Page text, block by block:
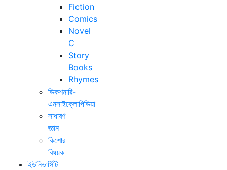
Fiction
Comics
Novel
C
Story
Books
Rhymes
ডিকশনারি-
এনসাইক্লোপিডিয়া
সাধারণ
জ্ঞান
কিশোর
বিষয়ক
ইউনিভার্সিটি